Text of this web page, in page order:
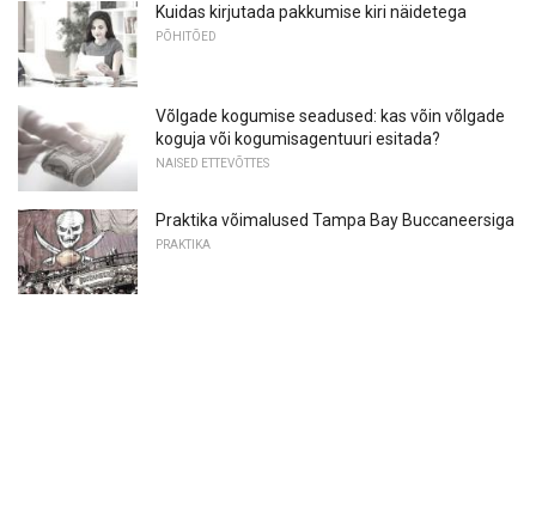
Kuidas kirjutada pakkumise kiri näidetega
PÕHITÕED
Võlgade kogumise seadused: kas võin võlgade
koguja või kogumisagentuuri esitada?
NAISED ETTEVÕTTES
Praktika võimalused Tampa Bay Buccaneersiga
PRAKTIKA